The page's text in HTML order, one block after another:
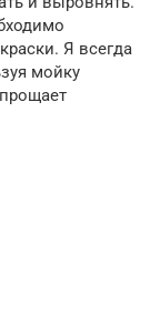
Я всегда
мойку